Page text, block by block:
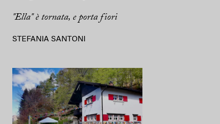
"Ella" è tornata, e porta fiori
STEFANIA SANTONI